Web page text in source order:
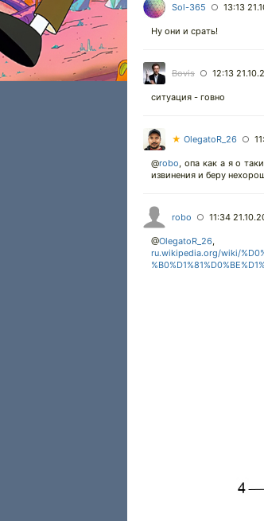
Sol-365 ○ 13:13
Ну они и срать!
Bovis ○ 12:13
ситуация - говно
★ OlegatoR_26 ○
@robo, опа как а я о
извинения и беру
robo ○ 11:34
@OlegatoR_26,
ru.wikipedia.org/wiki/